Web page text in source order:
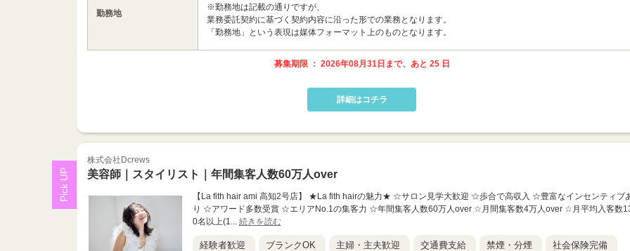
勤務地
※勤務地は記載の通りですが、
業務委託契約に基づく契約内容に沿った形での業務となります。
「勤務地」という表現は媒体フォーマット上のものとなります。
募集期限 ： 2026年08月31日まで、あと 25 日
詳細はコチラ
株式会社Dcrews
美容師｜スタイリスト｜年間集客人数60万人over
【La fith hair ami 高知2号店】 ★La fith hairの魅力★ ☆サロン見学大歓迎 ☆歩合で高収入 ☆豊富なインセンティブ
り ☆アワード多数受賞 ☆エリアNo.1の集客力 ☆年間集客人数60万人over ☆月間集客数4万人over ☆月平均入客数
0名以上(1... 続きを読む
経験者歓迎 ブランクOK 主婦・主夫歓迎 交通費支給 禁煙・分煙 社会保険完備